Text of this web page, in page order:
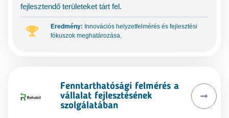
fejlesztendő területeket tárt fel.
Eredmény: Innovációs helyzetfelmérés és fejlesztési
fókuszok meghatározása.
Fenntarthatósági felmérés a
vállalat fejlesztésének
szolgálatában